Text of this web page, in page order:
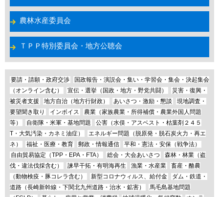
農林水産委員会
ＴＰＰ特別委員会・地方公聴会
要請・請願・政府交渉
国政報告・演説会・集い・学習会・集会・決起集会
（オンライン含む）
宣伝・選挙（国政・地方・野党共闘）
災害・復興・
被災者支援
地方自治（地方行財政） あいさつ・激励・懇談
現地調査・
要望聞き取り
インボイス
農業（家族農業・所得補償・農業外国人問題
等）
自衛隊・米軍・基地問題
公害（水俣・アスベスト・枯葉剤２４５
T・大気汚染・カネミ油症）
エネルギー問題（脱原発・脱石炭火力・再エ
ネ）
福祉・医療・教育 郵政・情報通信
平和・憲法・安保（戦争法）
自由貿易協定（TPP・EPA・FTA）
総会・大会あいさつ
森林・林業（盗
伐・違法伐採含む）
諫早干拓・有明海再生 漁業・水産業
畜産・酪農
（動物検疫・豚コレラ含む）
新型コロナウィルス、給付金
ダム・鉄道・
道路（長崎新幹線・下関北九州道路・治水・鉱害）
馬毛島基地問題